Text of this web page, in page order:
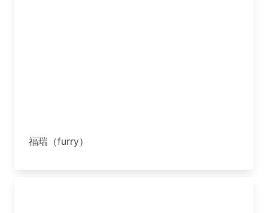
福瑞（furry）